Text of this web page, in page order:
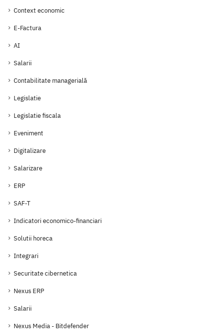
Context economic
E-Factura
AI
Salarii
Contabilitate managerială
Legislatie
Legislatie fiscala
Eveniment
Digitalizare
Salarizare
ERP
SAF-T
Indicatori economico-financiari
Solutii horeca
Integrari
Securitate cibernetica
Nexus ERP
Salarii
Nexus Media - Bitdefender